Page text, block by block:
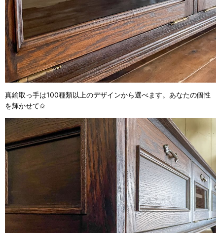
真鍮取っ手は100種類以上のデザインから選べます。あなたの個性
を輝かせて✩